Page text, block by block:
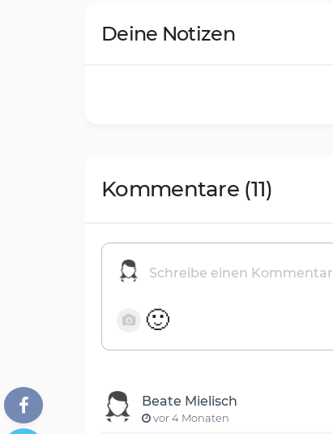
Deine Notizen
Kommentare (11)
🙂
Beate Mielisch
vor 4 Monaten